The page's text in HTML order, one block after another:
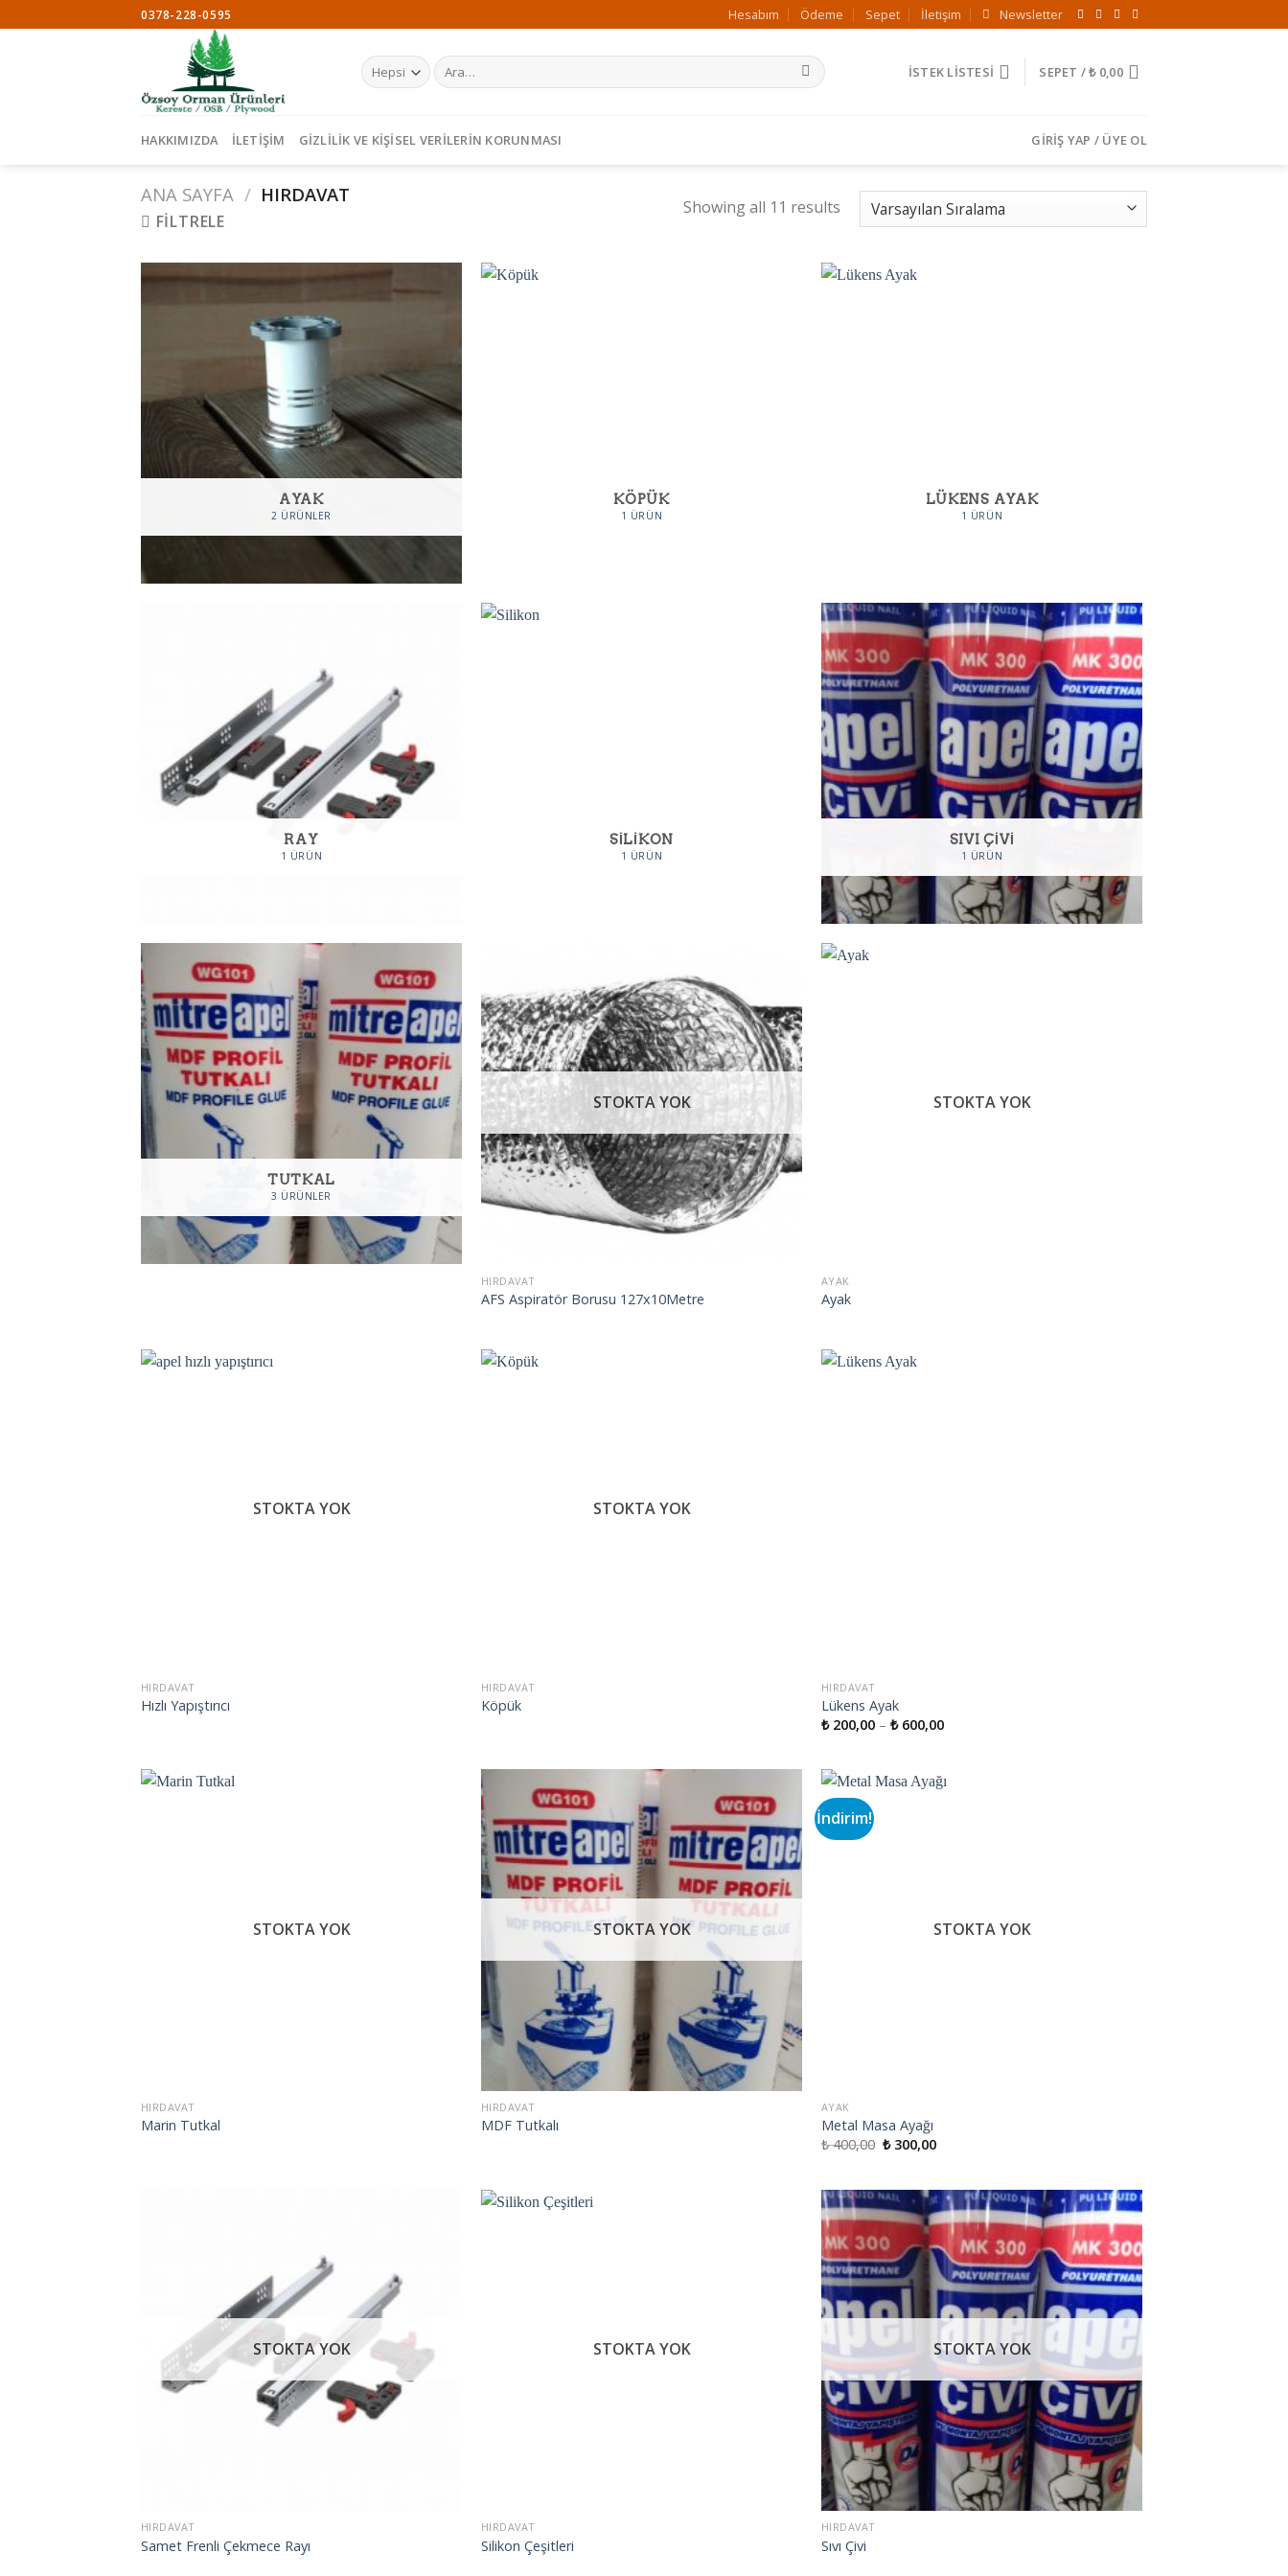
to
0378-228-0595 Hesabım Ödeme Sepet İletişim Newsletter
Ara: İSTEK LISTESI SEPET /₺0,00
HAKKIMIZDA İLETIŞIM GIZLILIK VE KIŞISEL VERILERIN KORUNMASI GIRIŞ YAP / ÜYE OL
ANA SAYFA / HIRDAVAT
FILTRELE
Showing all 11 results
AYAK
2 ÜRÜNLER
KÖPÜK
1 ÜRÜN
LÜKENS AYAK
1 ÜRÜN
RAY
1 ÜRÜN
SILIKON
1 ÜRÜN
SIVI ÇIVI
1 ÜRÜN
TUTKAL
3 ÜRÜNLER
İstek
Listeme
Ekle
STOKTA YOK
HIRDAVAT
AFS Aspiratör Borusu 127x10Metre
STOKTA YOK
AYAK
Ayak
STOKTA YOK
HIRDAVAT
Hızlı Yapıştırıcı
STOKTA YOK
HIRDAVAT
Köpük
HIRDAVAT
Lükens Ayak
₺200,00 – ₺600,00Fiyat
₺ 600,00
STOKTA YOK
HIRDAVAT
Marin Tutkal
İstek
Listeme
Ekle
STOKTA YOK
HIRDAVAT
MDF Tutkalı
İndirim!
STOKTA YOK
AYAK
Metal Masa Ayağı
₺400,00 Orijinal
₺300,00Şu
STOKTA YOK
HIRDAVAT
Samet Frenli Çekmece Rayı
STOKTA YOK
HIRDAVAT
Silikon Çeşitleri
İstek
Listeme
STOKTA YOK
HIRDAVAT
Sıvı Çivi